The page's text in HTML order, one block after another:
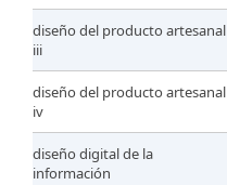
diseño del producto artesanal
iii
diseño del producto artesanal
iv
diseño digital de la
información